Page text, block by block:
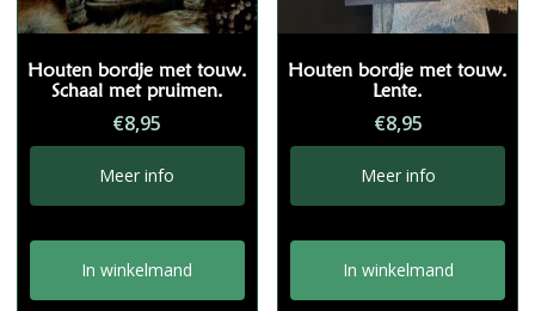
Houten bordje met touw.
Schaal met pruimen.
€8,95
Meer info
In winkelmand
Houten bordje met touw.
Lente.
€8,95
Meer info
In winkelmand